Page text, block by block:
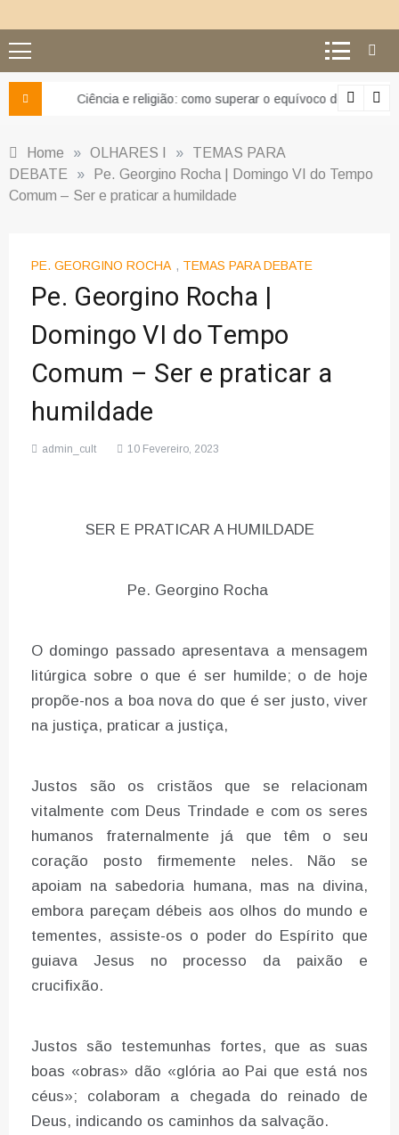
Ciência e religião: como superar o equívoco do conflito
Home » OLHARES I »
TEMAS PARA
DEBATE
»
Pe. Georgino Rocha | Domingo VI do Tempo
Comum – Ser e praticar a humildade
PE. GEORGINO ROCHA , TEMAS PARA DEBATE
Pe. Georgino Rocha |
Domingo VI do Tempo
Comum – Ser e praticar a
humildade
admin_cult 10 Fevereiro, 2023
SER E PRATICAR A HUMILDADE
Pe. Georgino Rocha
O domingo passado apresentava a mensagem
litúrgica sobre o que é ser humilde; o de hoje
propõe-nos a boa nova do que é ser justo, viver
na justiça, praticar a justiça,
Justos são os cristãos que se relacionam
vitalmente com Deus Trindade e com os seres
humanos fraternalmente já que têm o seu
coração posto firmemente neles. Não se
apoiam na sabedoria humana, mas na divina,
embora pareçam débeis aos olhos do mundo e
tementes, assiste-os o poder do Espírito que
guiava Jesus no processo da paixão e
crucifixão.
Justos são testemunhas fortes, que as suas
boas «obras» dão «glória ao Pai que está nos
céus»; colaboram a chegada do reinado de
Deus, indicando os caminhos da salvação.